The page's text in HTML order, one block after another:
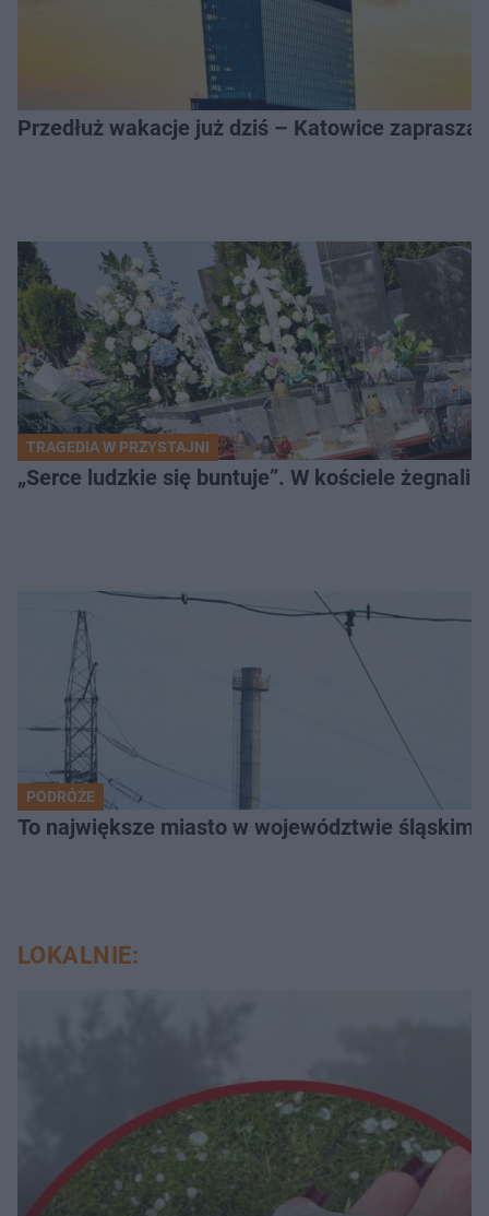
Przedłuż wakacje już dziś – Katowice
TRAGEDIA W PRZYSTAJNI
„Serce ludzkie się buntuje”. W kościele żegnali
PODRÓŻE
To największe miasto w województwie
LOKALNIE: